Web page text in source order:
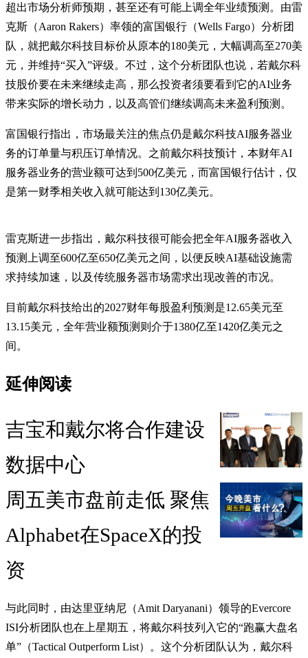
超出市场分析师预期，甚至还有可能上调全年业绩预测。由雷
克斯（Aaron Rakers）率领的富国银行（Wells Fargo）分析团
队，就把戴尔科技目标价从原本的180美元，大幅调高至270美
元，并维持“买入”评级。不过，这个分析团队也说，若戴尔科
技股价要在未来继续走高，那么投资者须要看到它的AI业务
带来实际的增长动力，以及高管们继续调高未来盈利预测。
富国银行指出，市场最关注的焦点仍是戴尔科技AI服务器业
务的订单量与积压订单情况。之前戴尔科技预计，本财年AI
服务器业务的营业额可达到500亿美元，而富国银行估计，仅
是第一财季相关收入就可能达到130亿美元。
雷克斯进一步指出，戴尔科技很可能会把全年AI服务器收入
预测上调至600亿至650亿美元之间，以便反映AI基础设施需
求持续加速，以及传统服务器市场需求出现改善的市况。
目前戴尔科技给出的2027财年每股盈利预测是12.65美元至
13.15美元，全年营业额预测则介于1380亿至1420亿美元之
间。
延伸阅读
吉宝和戴尔将合作建设
数据中心
周五美市盘前走低 聚焦
Alphabet在SpaceX的投
资
与此同时，由达里亚纳尼（Amit Daryanani）领导的Evercore
ISI分析团队也在上星期五，将戴尔科技列入它的“跑赢大盘名
单”（Tactical Outperform List）。这个分析团队认为，戴尔科